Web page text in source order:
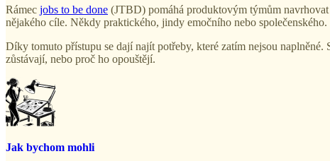
Rámec jobs to be done (JTBD) pomáhá produktovým týmům
nějakého cíle. Někdy praktického, jindy emočního nebo
Díky tomuto přístupu se dají najít potřeby, které zatím nejsou
zůstávají, nebo proč ho opouštějí.
Jak bychom mohli